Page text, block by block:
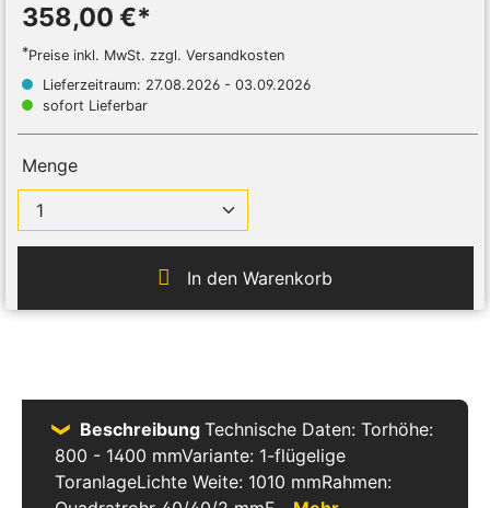
358,00 €*
*Preise inkl. MwSt. zzgl. Versandkosten
Lieferzeitraum: 27.08.2026 - 03.09.2026
sofort Lieferbar
Menge
In den Warenkorb
Beschreibung Technische Daten: Torhöhe:
800 - 1400 mmVariante: 1-flügelige
ToranlageLichte Weite: 1010 mmRahmen: